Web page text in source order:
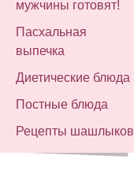
мужчины готовят!
Пасхальная
выпечка
Диетические блюда
Постные блюда
Рецепты шашлыков